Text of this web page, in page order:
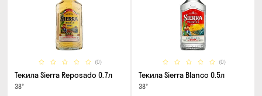
(0)
Текила Sierra Reposado 0.7л
38°
(0)
Текила Sierra Blanco 0.5л
38°